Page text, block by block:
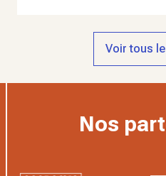
Voir tous
Nos